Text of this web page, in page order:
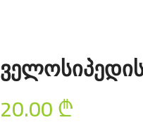
20.00 ₾